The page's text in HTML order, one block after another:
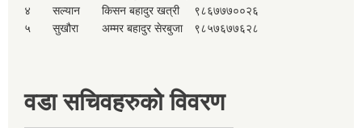
४
सल्यान किसन बहादुर खत्री
९८६७७७००२६
५
सुखौरा अम्मर बहादुर सेरबुजा ९८५७६७७६२८
वडा सचिवहरुको विवरण